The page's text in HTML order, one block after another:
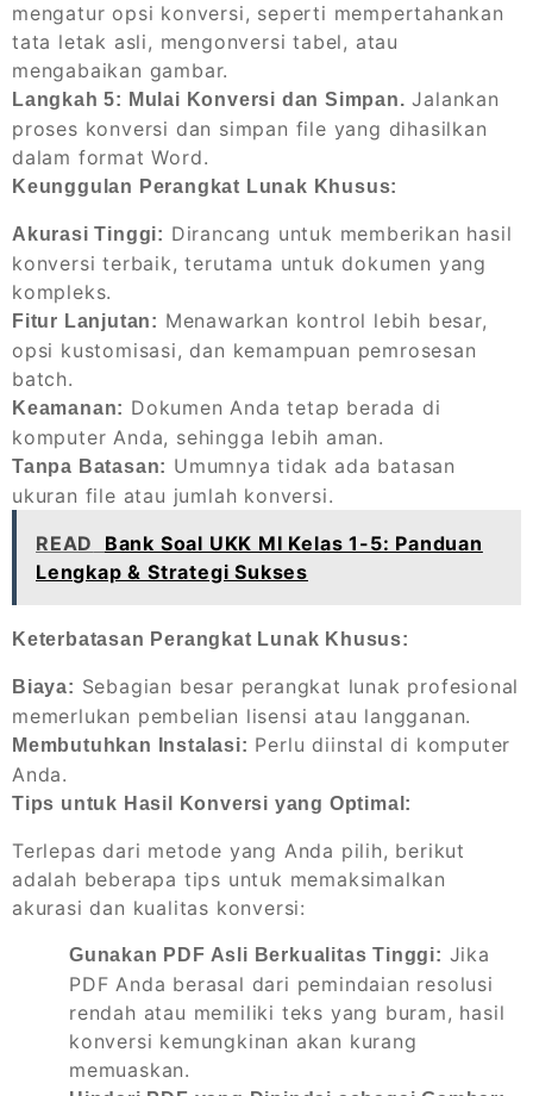
mengatur opsi konversi, seperti mempertahankan
tata letak asli, mengonversi tabel, atau
mengabaikan gambar.
Langkah 5: Mulai Konversi dan Simpan. Jalankan
proses konversi dan simpan file yang dihasilkan
dalam format Word.
Keunggulan Perangkat Lunak Khusus:
Akurasi Tinggi: Dirancang untuk memberikan hasil
konversi terbaik, terutama untuk dokumen yang
kompleks.
Fitur Lanjutan: Menawarkan kontrol lebih besar,
opsi kustomisasi, dan kemampuan pemrosesan
batch.
Keamanan: Dokumen Anda tetap berada di
komputer Anda, sehingga lebih aman.
Tanpa Batasan: Umumnya tidak ada batasan
ukuran file atau jumlah konversi.
READ
Bank Soal UKK MI Kelas 1-5: Panduan
Lengkap & Strategi Sukses
Keterbatasan Perangkat Lunak Khusus:
Biaya: Sebagian besar perangkat lunak profesional
memerlukan pembelian lisensi atau langganan.
Membutuhkan Instalasi: Perlu diinstal di komputer
Anda.
Tips untuk Hasil Konversi yang Optimal:
Terlepas dari metode yang Anda pilih, berikut
adalah beberapa tips untuk memaksimalkan
akurasi dan kualitas konversi:
Gunakan PDF Asli Berkualitas Tinggi: Jika
PDF Anda berasal dari pemindaian resolusi
rendah atau memiliki teks yang buram, hasil
konversi kemungkinan akan kurang
memuaskan.